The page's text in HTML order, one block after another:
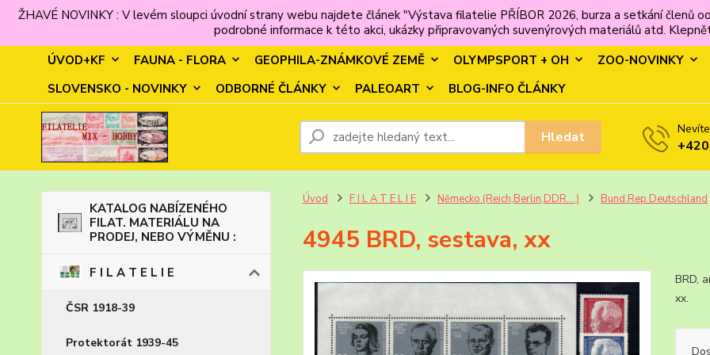
ŽHAVÉ NOVINKY : V levém sloupci úvodní strany webu najdete článek "Výstava filatelie PŘÍBOR 2026, burza a setkání členů
podrobné informace k této akci, ukázky připravovaných suvenýrových materiálů atd.
ÚVOD+KF
FAUNA - FLORA GEOPHILA-ZNÁMKOVÉ ZEMĚ OLYMPSPORT + OH
ZOO-NOVINKY
SLOVENSKO - NOVINKY
ODBORNÉ ČLÁNKY PALEOART BLOG-INFO ČLÁNKY
Hledat
KATALOG NABÍZENÉHO
FILAT. MATERIÁLU NA
PRODEJ, NEBO VÝMĚNU :
F I L A T E L I E
ČSR 1918-39
Protektorát 1939-45
Úvod F I L A T E L I E Německo (Reich,Berlin,DDR....) Bund.Rep.Deutschland
4945 BRD, sestava, xx
BRD,
xx.